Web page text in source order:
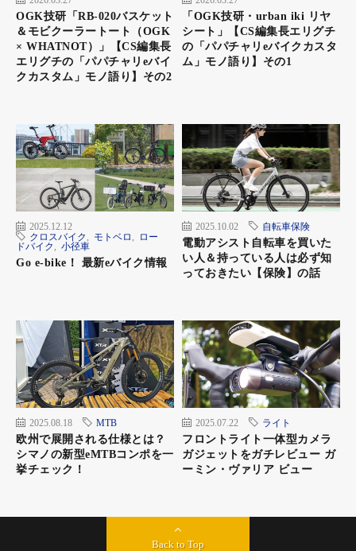
焼きそばを食べ終えて外に出ると、お店の人が「自転車
でどこから来たの？」と声をかけてくれた。地元の人と
のおしゃべりは旅ならではの時間
重たくなったお腹で再びサドルに跨った。次に向かうのは『田貫
と民家が点在する田舎道から、周辺を木々に囲まれた山道にな
る。徐々に上りが続くようになるが、こんなときに力を発揮して
くれるのがeバイク。体力のない妻でも電動アシストのお陰で、
ムリないペースでスイスイ進んでゆく。
坂を上り切ると田貫湖が右手に見えてきた。湖畔に沿って延びる
サイクリングロードが見えたので入って行く。少し走ると田貫湖
キャンプ場に出た。「大昔、ここでキャンプしたこと憶えてい
る？」「うん、あの時は丁度お盆休みで、すごい人だったね！」
たり……大騒ぎ」「キャンプ場でのんびり過ごすつもりが、全然
できなかった、あははは……」懐かしい思い出話に花が咲いた。
訪ねる。平日なのでテントは少な目、これくらいの数な
らのんびりとしたキャンプが楽しめそう
ロードマップを見ると、サイクリングロードで湖を一周できるよ
り、キャンプ場の中を走ったり、湖畔を走ったり変化があって楽
OGK技研「RB-020バスケット
＆モビクーラートート（OGK
× WHATNOT）」【CS編集長
エリグチの「パパチャリeバイ
クカスタム」モノ語り】その2
「OGK技研・urban iki リヤ
シート」【CS編集長エリグチ
の「パパチャリeバイクカスタ
ム」モノ語り】その1
2025.12.12
クロスバイク
モトベロ
ロー
ドバイク
小径車
Go e-bike！ 最新eバイク情報
2025.10.02 自転車保険
電動アシスト自転車を買いた
い人＆持っている人は必ず知
っておきたい【保険】の話
2025.08.18 MTB
欧州で展開される仕様とは？
シマノの新型eMTBコンポを一
挙チェック！
2025.07.22 ライト
フロントライト一体型カメラ
ガジェットをガチレビュー ガ
ーミン・ヴァリア ビュー
Back to Top